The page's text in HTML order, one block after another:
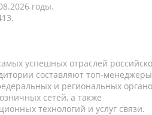
годы.
успешных отраслей
составляют топ-
и региональных
сетей, а также
технологий и услуг связи.